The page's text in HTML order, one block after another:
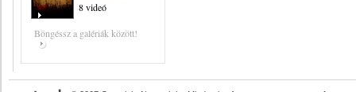
8 videó
Böngéssz a galériák között!